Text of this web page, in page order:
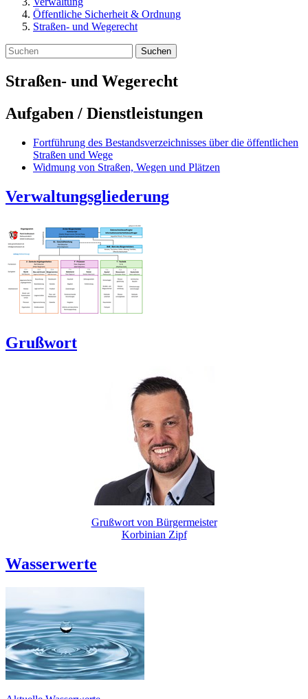
Öffentliche Sicherheit & Ordnung
Straßen- und Wegerecht
Suchen
Straßen- und Wegerecht
Aufgaben / Dienstleistungen
Fortführung des Bestandsverzeichnisses über die öffentlichen
Straßen und Wege
Widmung von Straßen, Wegen und Plätzen
Verwaltungsgliederung
Grußwort
Grußwort von Bürgermeister
Korbinian Zipf
Wasserwerte